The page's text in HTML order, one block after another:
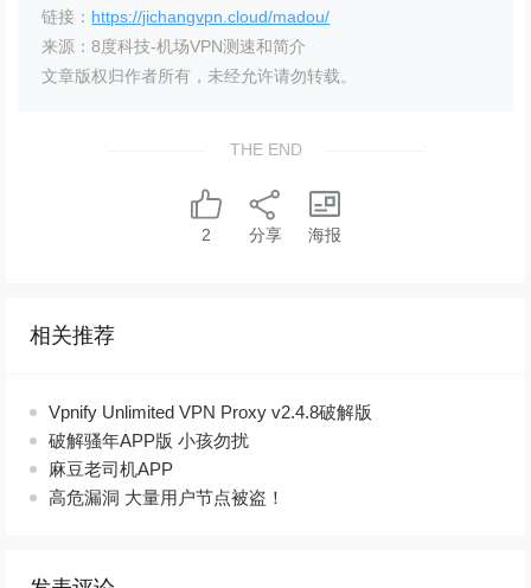
链接： https://jichangvpn.cloud/madou/
来源：8度科技-机场VPN测速和简介
文章版权归作者所有，未经允许请勿转载。
THE END
2 分享 海报
相关推荐
Vpnify Unlimited VPN Proxy v2.4.8破解版
破解骚年APP版 小孩勿扰
麻豆老司机APP
高危漏洞 大量用户节点被盗！